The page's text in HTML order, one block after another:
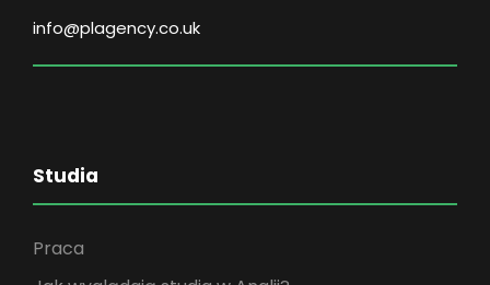
info@plagency.co.uk
Studia
Praca